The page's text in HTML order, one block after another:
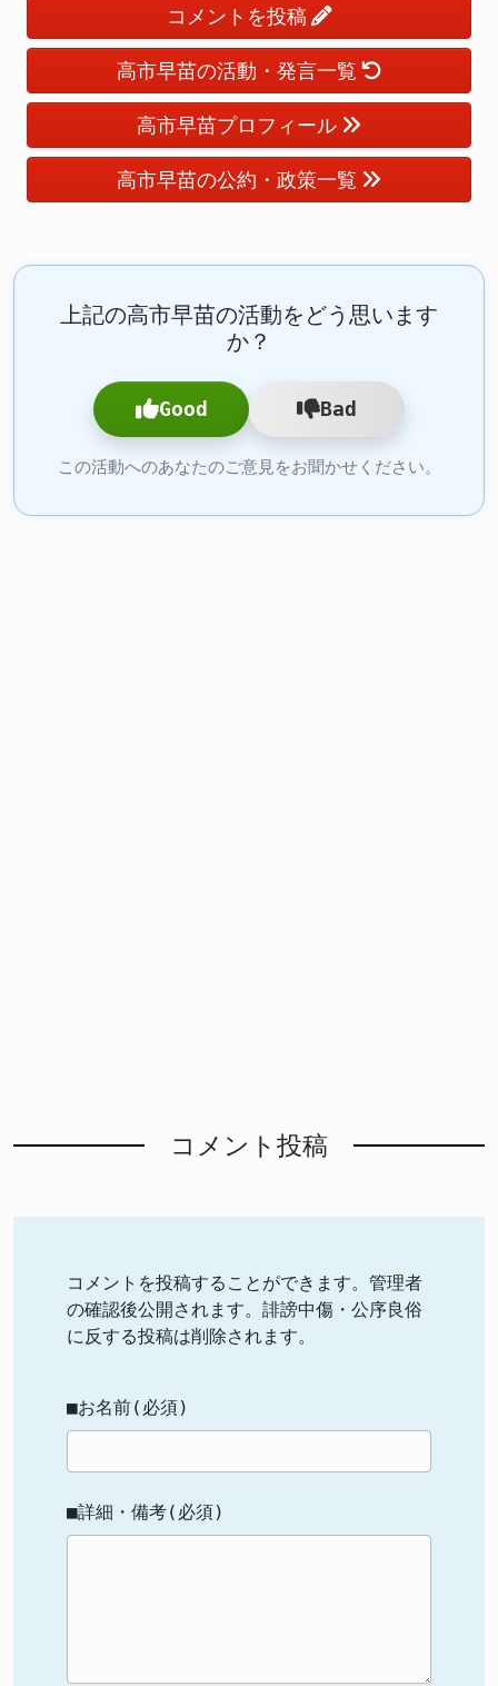
コメントを投稿
高市早苗の活動・発言一覧
高市早苗プロフィール
高市早苗の公約・政策一覧
上記の高市早苗の活動をどう思います
か？
Good Bad
この活動へのあなたのご意見をお聞かせください。
コメント投稿
コメントを投稿することができます。管理者
の確認後公開されます。誹謗中傷・公序良俗
に反する投稿は削除されます。
■お名前(必須)
■詳細・備考(必須)